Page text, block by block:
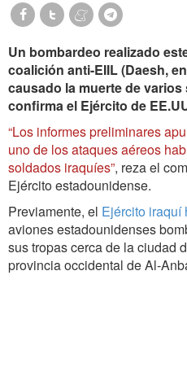
Un bombardeo realizado
coalición anti-EIIL (Daesh,
causado la muerte de
confirma el Ejército de
“Los informes preliminares
uno de los ataques aéreos
soldados iraquíes”, reza el
Ejército estadounidense.
Previamente, el Ejército iraquí
aviones estadounidenses
sus tropas cerca de la ciudad
provincia occidental de Al-